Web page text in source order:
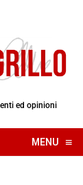
ed opinioni
MENU ≡
☰